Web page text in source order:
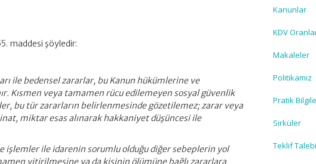
maddesi şöyledir:
ile bedensel zararlar, bu Kanun hükümlerine ve
Kısmen veya tamamen rücu edilemeyen sosyal güvenlik
bu tür zararların belirlenmesinde gözetilemez; zarar veya
miktar esas alınarak hakkaniyet düşüncesi ile
işlemler ile idarenin sorumlu olduğu diğer sebeplerin yol
yitirilmesine ya da kişinin ölümüne bağlı zararlara
Kanunlar
KDV
Makaleler
Politikamız
Pratik
Sirküler
Teklif Talebi